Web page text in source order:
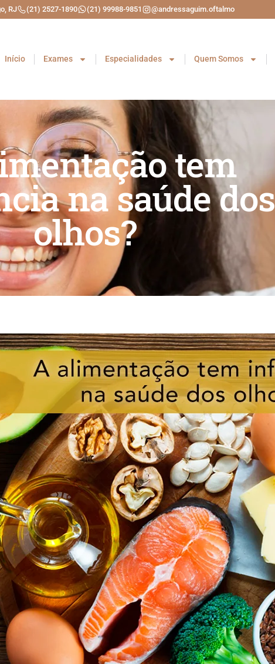
RJ (21) 2527-1890 (21) 99988-9851 @andressaguim.oftalmo
Início Exames Especialidades Quem Somos
tem
na saúde dos
olhos?